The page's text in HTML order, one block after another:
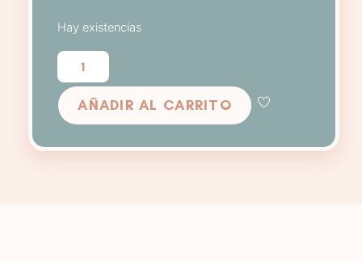
original
60,00€.55,00€.
Hay existencias
Taller
de
Acuarela
Botánica
Sevilla
AÑADIR AL CARRITO